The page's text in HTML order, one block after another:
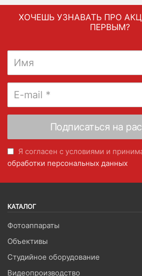
ХОЧЕШЬ УЗНАВАТЬ ПРО
ПЕРВЫМ?
Я согласен с условиями и
обработки персональных данных
КАТАЛОГ
Фотоаппараты
Объективы
Студийное оборудование
Видеопроизводство